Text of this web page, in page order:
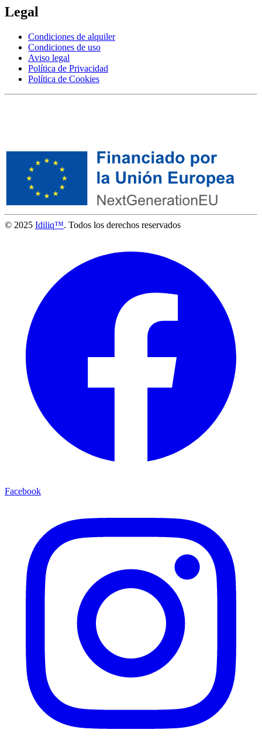
Legal
Condiciones de alquiler
Condiciones de uso
Aviso legal
Política de Privacidad
Política de Cookies
© 2025 Idiliq™. Todos los derechos reservados
Facebook